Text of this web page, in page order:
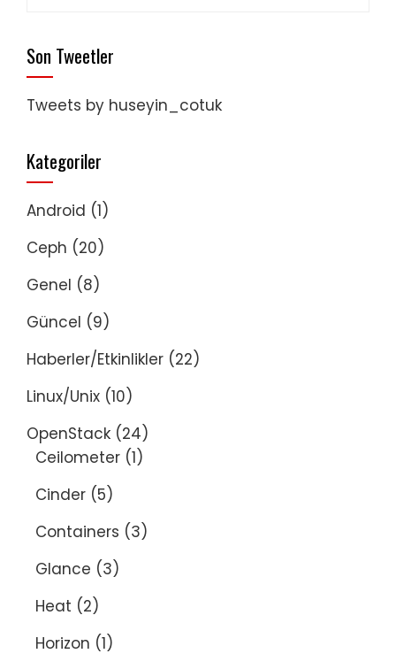
Son Tweetler
Tweets by huseyin_cotuk
Kategoriler
Android (1)
Ceph (20)
Genel (8)
Güncel (9)
Haberler/Etkinlikler (22)
Linux/Unix (10)
OpenStack (24)
Ceilometer (1)
Cinder (5)
Containers (3)
Glance (3)
Heat (2)
Horizon (1)